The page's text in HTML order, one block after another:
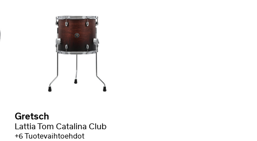
Gretsch
Lattia Tom Catalina Club
+6 Tuotevaihtoehdot